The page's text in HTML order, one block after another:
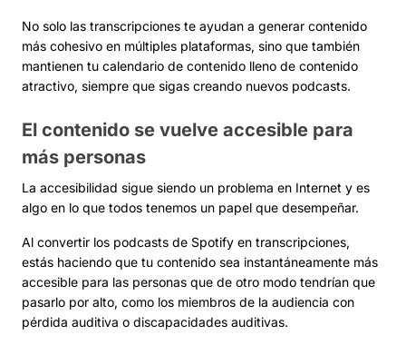
No solo las transcripciones te ayudan a generar contenido
más cohesivo en múltiples plataformas, sino que también
mantienen tu calendario de contenido lleno de contenido
atractivo, siempre que sigas creando nuevos podcasts.
El contenido se vuelve accesible para
más personas
La accesibilidad sigue siendo un problema en Internet y es
algo en lo que todos tenemos un papel que desempeñar.
Al convertir los podcasts de Spotify en transcripciones,
estás haciendo que tu contenido sea instantáneamente más
accesible para las personas que de otro modo tendrían que
pasarlo por alto, como los miembros de la audiencia con
pérdida auditiva o discapacidades auditivas.